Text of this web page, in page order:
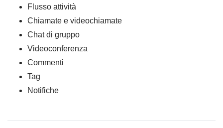
Flusso attività
Chiamate e videochiamate
Chat di gruppo
Videoconferenza
Commenti
Tag
Notifiche